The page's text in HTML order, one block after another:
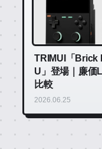
TRIMUI「Brick
U」登場｜廉
比較
2026.06.25